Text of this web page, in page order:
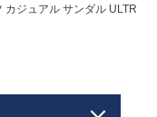
カジュアル サンダル ULTR